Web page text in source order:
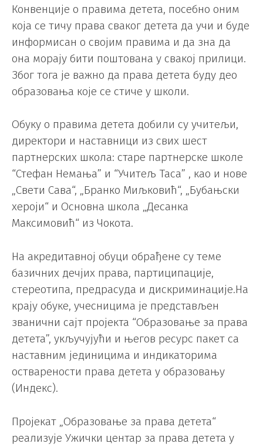
Конвенције о правима детета, посебно оним
која се тичу права сваког детета да учи и буде
информисан о својим правима и да зна да
она морају бити поштована у свакој прилици.
Због тога је важно да права детета буду део
образовања које се стиче у школи.
Обуку о правима детета добили су учитељи,
директори и наставници из свих шест
партнерских школа: старе партнерске школе
“Стефан Немања” и “Учитељ Таса” , као и нове
„Свети Сава“, „Бранко Миљковић“, „Бубањски
хероји“ и Основна школа „Десанка
Максимовић“ из Чокота.
На акредитавној обуци обрађене су теме
базичних дечјих права, партиципације,
стереотипа, предрасуда и дискриминације.На
крају обуке, учесницима је представљен
званични сајт пројекта “Образовање за права
детета”, укључујући и његов ресурс пакет са
наставним јединицима и индикаторима
остварености права детета у образовању
(Индекс).
Пројекат „Образовање за права детета“
реализује Ужички центар за права детета у